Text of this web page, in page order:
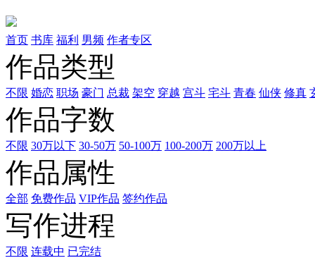
首页 书库 福利 男频 作者专区
作品类型
不限 婚恋 职场 豪门 总裁 架空 穿越 宫斗 宅斗 青春 仙侠 修真
作品字数
不限 30万以下 30-50万 50-100万 100-200万 200万以上
作品属性
全部 免费作品 VIP作品 签约作品
写作进程
不限 连载中 已完结